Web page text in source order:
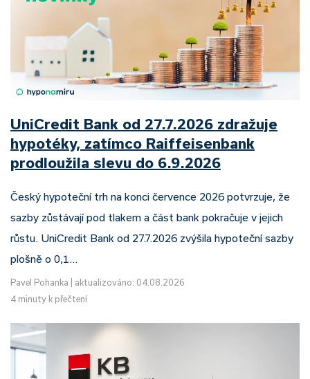
UniCredit Bank od 27.7.2026 zdražuje
hypotéky, zatímco Raiffeisenbank
prodloužila slevu do 6.9.2026
Český hypoteční trh na konci července 2026 potvrzuje, že
sazby zůstávají pod tlakem a část bank pokračuje v jejich
růstu. UniCredit Bank od 27.7.2026 zvýšila hypoteční sazby
plošně o 0,1…
Pavel Pohanka
aktualizováno: 04.08.2026
4 minuty k přečtení